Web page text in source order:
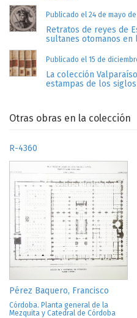
Publicado el 24 de mayo de
Retratos de reyes de
sultanes otomanos en
Publicado el 15 de
La colección
estampas de los
Otras obras en la colección
R-4360
Pérez Baquero, Francisco
Córdoba. Planta general de la
Mezquita y Catedral de Córdoba